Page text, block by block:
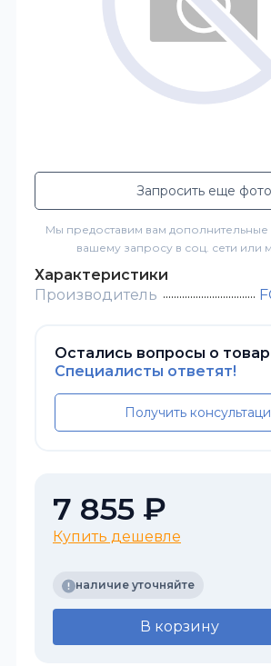
Запросить еще фото
Мы предоставим вам дополнительные
вашему запросу в соц. сети или
Характеристики
Производитель
Остались вопросы о
Специалисты ответят!
Получить
7 855 ₽
Купить дешевле
наличие уточняйте
В корзину